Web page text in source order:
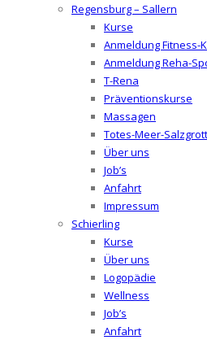
Regensburg – Sallern
Kurse
Anmeldung Fitness-
Anmeldung Reha-
T-Rena
Präventionskurse
Massagen
Totes-Meer-
Über uns
Job’s
Anfahrt
Impressum
Schierling
Kurse
Über uns
Logopädie
Wellness
Job’s
Anfahrt